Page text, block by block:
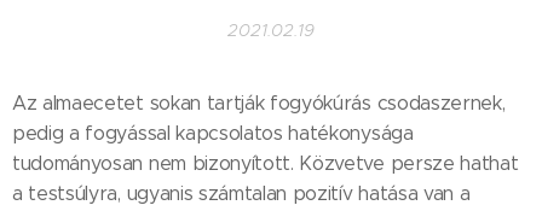
2021.02.19
Az almaecetet sokan tartják fogyókúrás csodaszernek,
pedig a fogyással kapcsolatos hatékonysága
tudományosan nem bizonyított. Közvetve persze hathat
a testsúlyra, ugyanis számtalan pozitív hatása van a